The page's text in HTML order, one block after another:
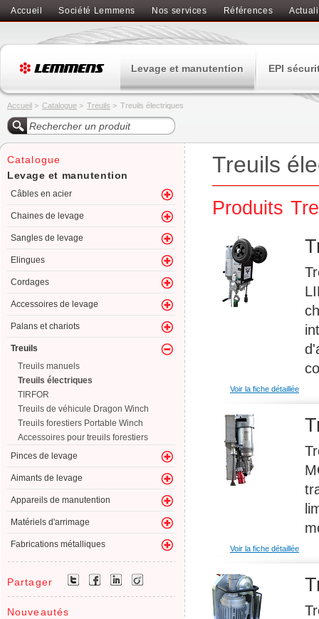
Accueil Société Lemmens Nos services Références
Levage et manutention EPI
Accueil > Catalogue > Treuils > Treuils électriques
Catalogue
Levage et manutention
Câbles en acier
Chaines de levage
Sangles de levage
Elingues
Cordages
Accessoires de levage
Palans et chariots
Treuils
Treuils manuels
Treuils électriques
TIRFOR
Treuils de véhicule Dragon Winch
Treuils forestiers Portable Winch
Accessoires pour treuils forestiers
Pinces de levage
Aimants de levage
Appareils de manutention
Matériels d'arrimage
Fabrications métalliques
Partager
Nouveautés
Treuils
Produits
Voir la fiche détaillée
Voir la fiche détaillée